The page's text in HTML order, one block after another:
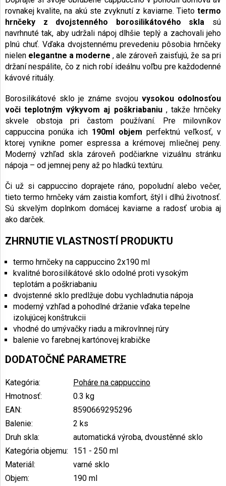
rovnakej kvalite, na akú ste zvyknutí z kaviarne. Tieto termo
hrnčeky z dvojstenného borosilikátového skla sú
navrhnuté tak, aby udržali nápoj dlhšie teplý a zachovali jeho
plnú chuť. Vďaka dvojstennému prevedeniu pôsobia hrnčeky
nielen elegantne a moderne , ale zároveň zaisťujú, že sa pri
držaní nespálite, čo z nich robí ideálnu voľbu pre každodenné
kávové rituály.
Borosilikátové sklo je známe svojou vysokou odolnosťou
voči teplotným výkyvom aj poškriabaniu, takže hrnčeky
skvele obstoja pri častom používaní. Pre milovníkov
cappuccina ponúka ich 190ml objem perfektnú veľkosť, v
ktorej vynikne pomer espressa a krémovej mliečnej peny.
Moderný vzhľad skla zároveň podčiarkne vizuálnu stránku
nápoja – od jemnej peny až po hladkú textúru.
Či už si cappuccino doprajete ráno, popoludní alebo večer,
tieto termo hrnčeky vám zaistia komfort, štýl i dlhú životnosť.
Sú skvelým doplnkom domácej kaviarne a radosť urobia aj
ako darček.
ZHRNUTIE VLASTNOSTÍ PRODUKTU
termo hrnčeky na cappuccino 2x190 ml
kvalitné borosilikátové sklo odolné proti vysokým
teplotám a poškriabaniu
dvojstenné sklo predlžuje dobu vychladnutia nápoja
moderný vzhľad a pohodlné držanie vďaka tepelne
izolujúcej konštrukcii
vhodné do umývačky riadu a mikrovlnnej rúry
balenie vo farebnej kartónovej krabičke
DODATOČNÉ PARAMETRE
Kategória:
Poháre na cappuccino
Hmotnosť:
0.3 kg
EAN:
8590669295296
Balenie:
2 ks
Druh skla:
automatická výroba, dvoustěnné sklo
Kategória objemu:
151 - 250 ml
Materiál:
varné sklo
Objem:
190 ml